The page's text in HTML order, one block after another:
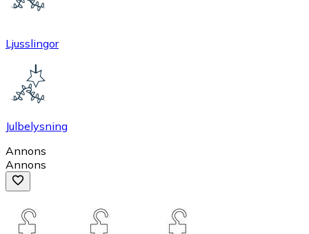
Ljusslingor
Julbelysning
Annons
Annons